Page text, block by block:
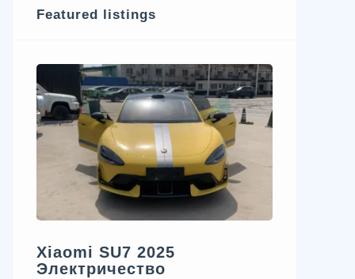
Featured listings
Xiaomi SU7 2025
Электричество